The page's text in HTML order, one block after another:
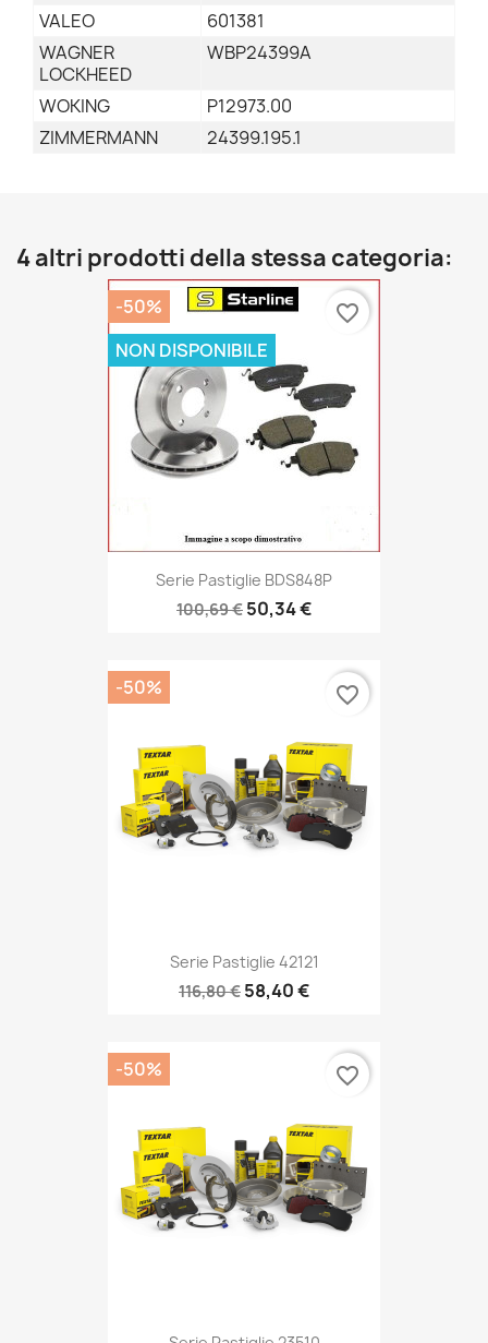
VALEO
601381
WAGNER
LOCKHEED
WBP24399A
WOKING
P12973.00
ZIMMERMANN
24399.195.1
4 altri prodotti della stessa categoria:
Serie Pastiglie BDS848P
100,69 € 50,34 €
-50%
NON DISPONIBILE
favorite_border
Serie Pastiglie 42121
116,80 € 58,40 €
-50% favorite_border
-50% favorite_border